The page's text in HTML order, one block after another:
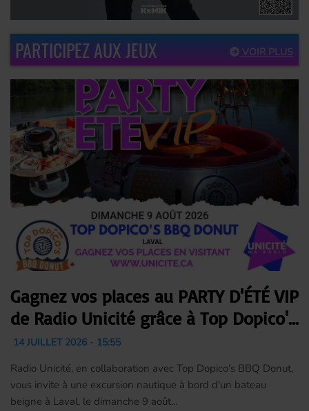
VOIR PLUS
PARTICIPEZ AUX JEUX
Gagnez vos places au PARTY D'ÉTÉ VIP
de Radio Unicité grâce à Top Dopico's
BBQ Donut
14 JUILLET 2026 - 15:55
Radio Unicité, en collaboration avec Top Dopico's BBQ Donut,
vous invite à une excursion nautique à bord d'un bateau
beigne à Laval, le dimanche 9 août...